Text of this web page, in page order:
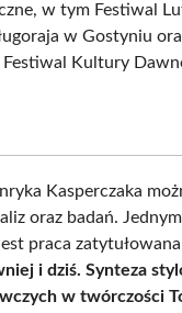
w tym Festiwal
w Gostyniu
Kultury
Kasperczaka
oraz badań.
praca zatytułowana
i dziś. Synteza
w twórczości